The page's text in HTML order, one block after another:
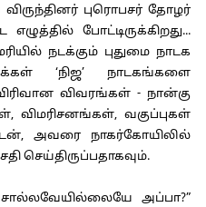
புரொபசர் தோழர்
போட்டிருக்கிறது...
நடக்கும் புதுமை நாடக
‘நிஜ’ நாடகங்களை
விவரங்கள் - நான்கு
விமரிசனங்கள், வகுப்புகள்
அவரை நாகர்கோயிலில்
செய்திருப்பதாகவும்.
அப்பா?”